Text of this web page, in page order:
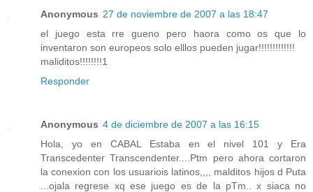
Anonymous 27 de noviembre de 2007 a las 18:47
el juego esta rre gueno pero haora como os que lo
inventaron son europeos solo elllos pueden jugar!!!!!!!!!!!!!
maliditos!!!!!!!!1
Responder
Anonymous 4 de diciembre de 2007 a las 16:15
Hola, yo en CABAL Estaba en el nivel 101 y Era
Transcedenter Transcendenter....Ptm pero ahora cortaron
la conexion con los usuariois latinos,,,, malditos hijos d Puta
...ojala regrese xq ese juego es de la pTm.. x siaca no